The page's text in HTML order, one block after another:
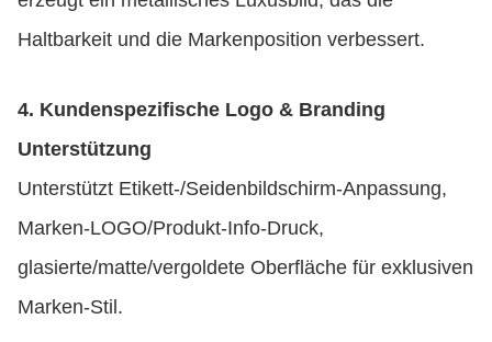
Haltbarkeit und die Markenposition verbessert.
4. Kundenspezifische Logo & Branding
Unterstützung
Unterstützt Etikett-/Seidenbildschirm-Anpassung,
Marken-LOGO/Produkt-Info-Druck,
glasierte/matte/vergoldete Oberfläche für exklusiven
Marken-Stil.